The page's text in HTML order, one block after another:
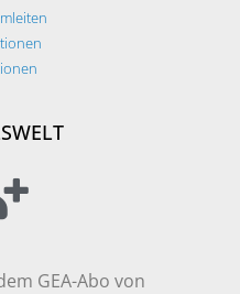
GEA-Abo von